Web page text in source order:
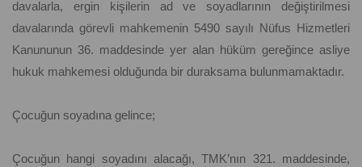
davalarla, ergin kişilerin ad ve soyadlarının değiştirilmesi
davalarında görevli mahkemenin 5490 sayılı Nüfus Hizmetleri
Kanununun 36. maddesinde yer alan hüküm gereğince asliye
hukuk mahkemesi olduğunda bir duraksama bulunmamaktadır.
Çocuğun soyadına gelince;
Çocuğun hangi soyadını alacağı, TMK’nın 321. maddesinde,